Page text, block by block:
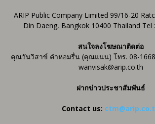
ARIP Public Company Limited 99/16-20
Din Daeng, Bangkok 10400 Thailand Tel
สนใจลงโฆษณาติดต่อ
คุณวันวิสาข์ คำหอมรื่น (คุณแนน) โทร. 08-
wanvisak@arip.co.th
ฝากข่าวประชาสัมพันธ์
Contact us: